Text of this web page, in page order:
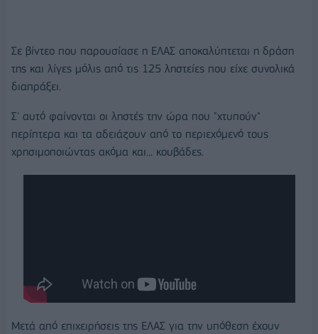
Σε βίντεο που παρουσίασε η ΕΛΑΣ αποκαλύπτεται η δράση
της και λίγες μόλις από τις 125 ληστείες που είχε συνολικά
διαπράξει.
Σ' αυτό φαίνονται οι ληστές την ώρα που "χτυπούν"
περίπτερα και τα αδειάζουν από το περιεχόμενό τους
χρησιμοποιώντας ακόμα και... κουβάδες.
Μετά από επιχειρήσεις της ΕΛΑΣ για την υπόθεση έχουν